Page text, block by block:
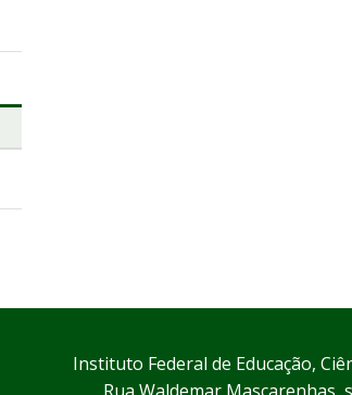
Instituto Federal de Educação,